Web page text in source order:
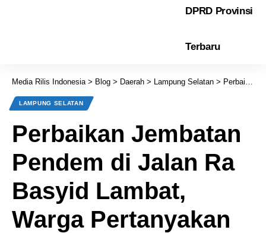
DPRD Provinsi
Terbaru
Media Rilis Indonesia> Blog > Daerah > Lampung Selatan > Perbaikan Jembatan Pendem di Jalan Ra Basyid Lambat, Warga Pertanyakan Kapan Selesai
LAMPUNG SELATAN
Perbaikan Jembatan
Pendem di Jalan Ra
Basyid Lambat,
Warga Pertanyakan